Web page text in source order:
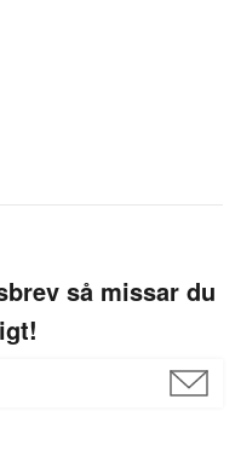
så missar du